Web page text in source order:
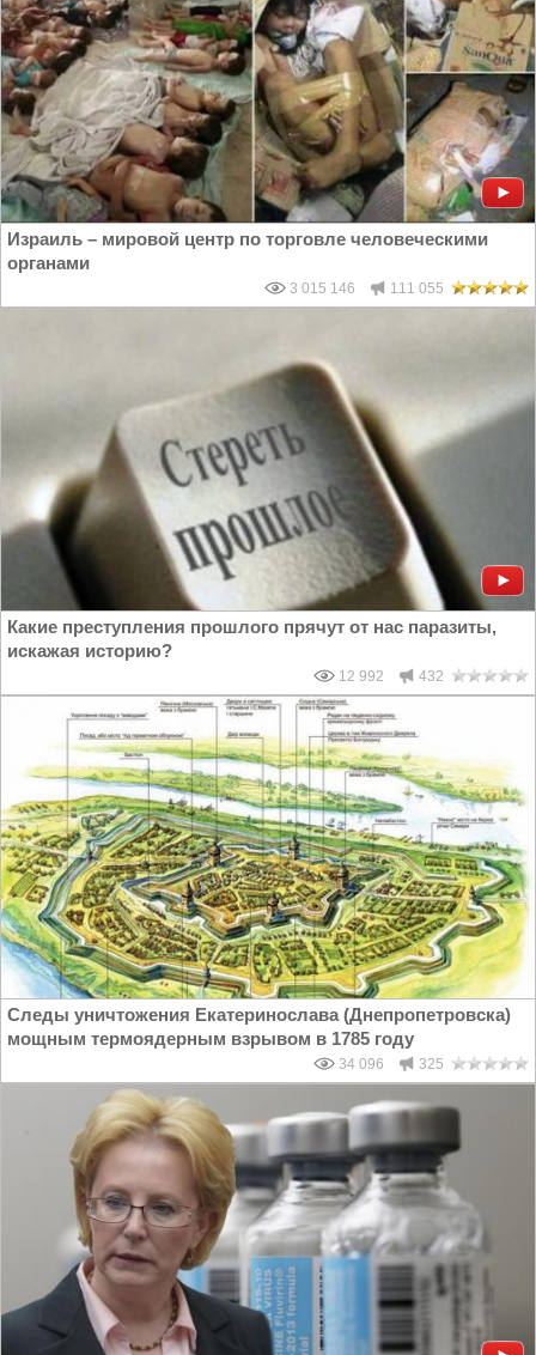
Израиль – мировой центр по торговле человеческими
органами
3 015 146 111 055
Какие преступления прошлого прячут от нас паразиты,
искажая историю?
12 992 432
Следы уничтожения Екатеринослава (Днепропетровска)
мощным термоядерным взрывом в 1785 году
34 096 325